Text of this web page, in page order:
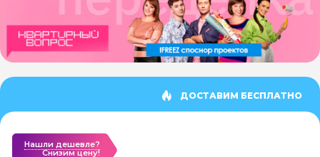
ДОСТАВИМ БЕСПЛАТНО
Нашли дешевле?
Cнизим цену!